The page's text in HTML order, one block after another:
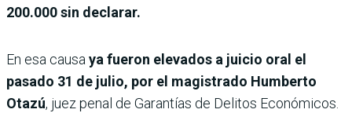
200.000 sin declarar.
En esa causaya fueron elevados a juicio oral el
pasado 31 de julio, por el magistrado Humberto
Otazú, juez penal de Garantías de Delitos Económicos.